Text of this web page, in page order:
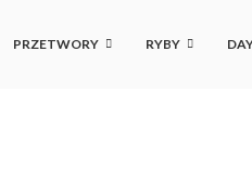
PRZETWORY RYBY